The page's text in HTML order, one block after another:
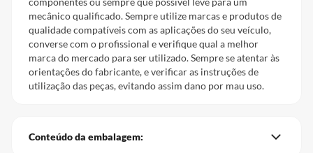
mecânico qualificado. Sempre utilize marcas e produtos de
qualidade compatíveis com as aplicações do seu veículo,
converse com o profissional e verifique qual a melhor
marca do mercado para ser utilizado. Sempre se atentar às
orientações do fabricante, e verificar as instruções de
utilização das peças, evitando assim dano por mau uso.
Conteúdo da embalagem: